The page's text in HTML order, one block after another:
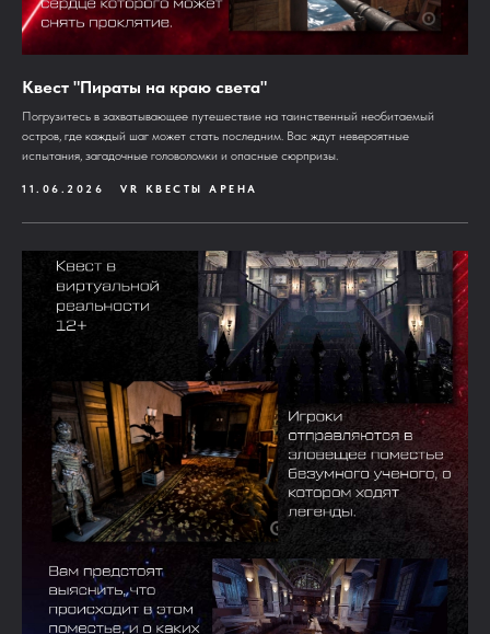
Квест "Пираты на краю света"
Погрузитесь в захватывающее путешествие на таинственный необитаемый
остров, где каждый шаг может стать последним. Вас ждут невероятные
испытания, загадочные головоломки и опасные сюрпризы.
11.06.2026 VR КВЕСТЫ АРЕНА